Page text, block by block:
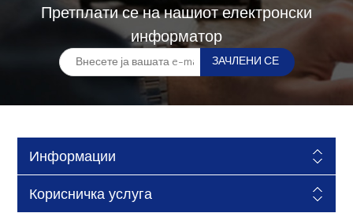
Претплати се на нашиот електронски
информатор
Информации
Корисничка услуга